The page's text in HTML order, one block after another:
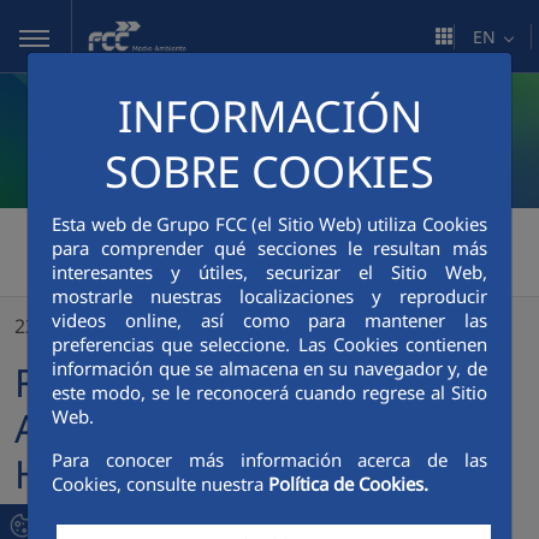
Skip to Main Content
INFORMACIÓN
SOBRE COOKIES
Esta web de Grupo FCC (el Sitio Web) utiliza Cookies
para comprender qué secciones le resultan más
interesantes y útiles, securizar el Sitio Web,
mostrarle nuestras localizaciones y reproducir
videos online, así como para mantener las
preferencias que seleccione. Las Cookies contienen
información que se almacena en su navegador y, de
este modo, se le reconocerá cuando regrese al Sitio
Web.
Para conocer más información acerca de las
Cookies, consulte nuestra Política de Cookies.
EN
FCC Medio Ambiente >
FCC Servicios Medio Ambiente issues its 2022 Highlights video
23/02/2023
FCC Servicios Medio
Ambiente issues its 2022
Highlights video